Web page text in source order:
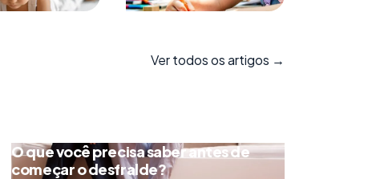
Ver todos os artigos →
O que você precisa saber antes de
começar o desfralde?